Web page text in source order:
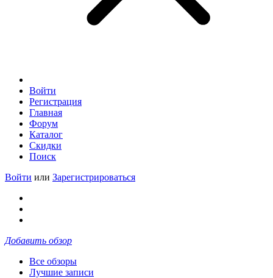
Войти
Регистрация
Главная
Форум
Каталог
Скидки
Поиск
Войти или Зарегистрироваться
Добавить обзор
Все обзоры
Лучшие записи